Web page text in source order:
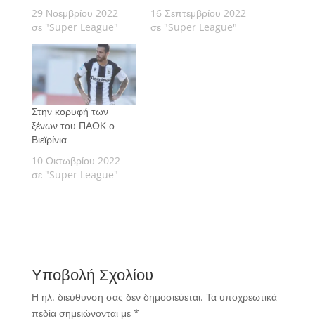
29 Νοεμβρίου 2022
σε "Super League"
16 Σεπτεμβρίου 2022
σε "Super League"
Στην κορυφή των
ξένων του ΠΑΟΚ ο
Βιεϊρίνια
10 Οκτωβρίου 2022
σε "Super League"
Υποβολή Σχολίου
Η ηλ. διεύθυνση σας δεν δημοσιεύεται. Τα υποχρεωτικά
πεδία σημειώνονται με *